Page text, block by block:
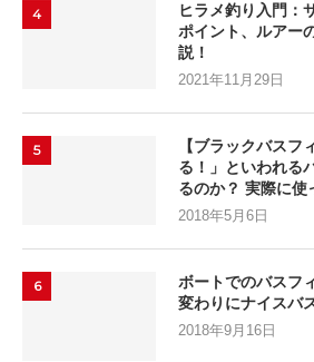
4
ヒラメ釣り入門：
ポイント、ルアー
説！
2021年11月29日
5
【ブラックバスフ
る！」といわれる
るのか？ 実際に使
2018年5月6日
6
ボートでのバスフ
変わりにナイスバ
2018年9月16日